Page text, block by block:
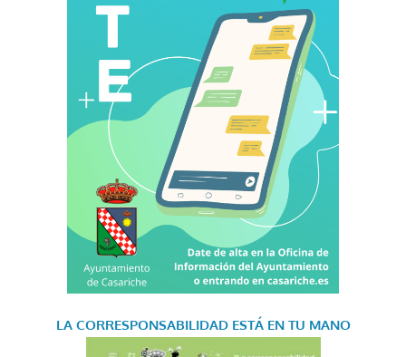
LA CORRESPONSABILIDAD ESTÁ EN TU MANO